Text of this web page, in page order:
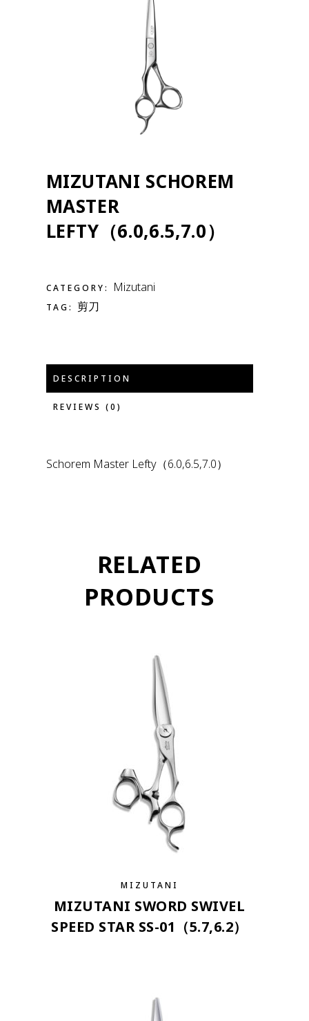
MIZUTANI SCHOREM
MASTER
LEFTY（6.0,6.5,7.0）
CATEGORY: Mizutani
TAG: 剪刀
DESCRIPTION
REVIEWS (0)
Schorem Master Lefty（6.0,6.5,7.0）
RELATED
PRODUCTS
MIZUTANI
MIZUTANI SWORD SWIVEL
SPEED STAR SS-01（5.7,6.2）